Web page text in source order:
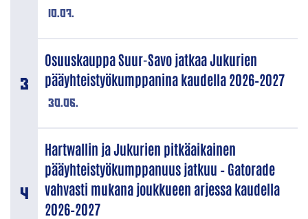
10.07.
30.06.
Osuuskauppa Suur-Savo jatkaa Jukurien
pääyhteistyökumppanina kaudella 2026–2027
Hartwallin ja Jukurien pitkäaikainen
pääyhteistyökumppanuus jatkuu – Gatorade
vahvasti mukana joukkueen arjessa kaudella
2026–2027